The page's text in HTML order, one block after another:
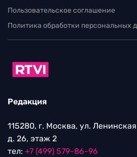
Пользовательское соглашение
Политика обработки персональных
Редакция
115280, г. Москва, ул.
д. 26, этаж 2
тел: +7 (499) 579-86-96